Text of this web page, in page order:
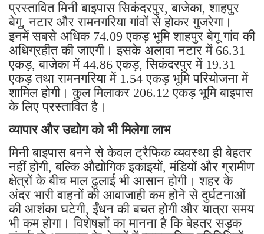
प्रस्तावित मिनी बाइपास सिकंदरपुर, बाजेका, शाहपुर
बेगू, नटार और रामनगरिया गांवों से होकर गुजरेगा।
इनमें सबसे अधिक 74.09 एकड़ भूमि शाहपुर बेगू गांव की
अधिग्रहीत की जाएगी। इसके अलावा नटार में 66.31
एकड़, बाजेका में 44.86 एकड़, सिकंदरपुर में 19.31
एकड़ तथा रामनगरिया में 1.54 एकड़ भूमि परियोजना में
शामिल होगी। कुल मिलाकर 206.12 एकड़ भूमि बाइपास
के लिए प्रस्तावित है।
व्यापार और उद्योग को भी मिलेगा लाभ
मिनी बाइपास बनने से केवल ट्रैफिक व्यवस्था ही बेहतर
नहीं होगी, बल्कि औद्योगिक इकाइयों, मंडियों और ग्रामीण
क्षेत्रों के बीच माल ढुलाई भी आसान होगी। शहर के
अंदर भारी वाहनों की आवाजाही कम होने से दुर्घटनाओं
की आशंका घटेगी, ईंधन की बचत होगी और यात्रा समय
भी कम होगा। विशेषज्ञों का मानना है कि बेहतर सड़क